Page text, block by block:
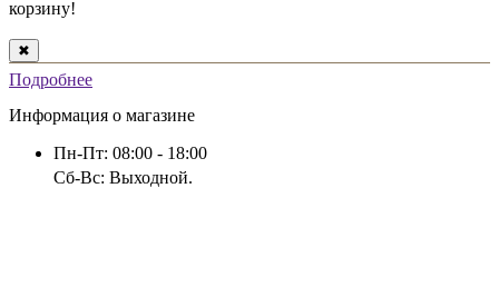
корзину!
✖
Подробнее
Информация о магазине
Пн-Пт: 08:00 - 18:00
Сб-Вс: Выходной.